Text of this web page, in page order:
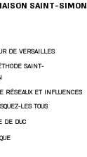
SAINT-SIMON
DE VERSAILLES
SAINT-
RÉSEAUX ET INFLUENCES
LES TOUS
DE DUC